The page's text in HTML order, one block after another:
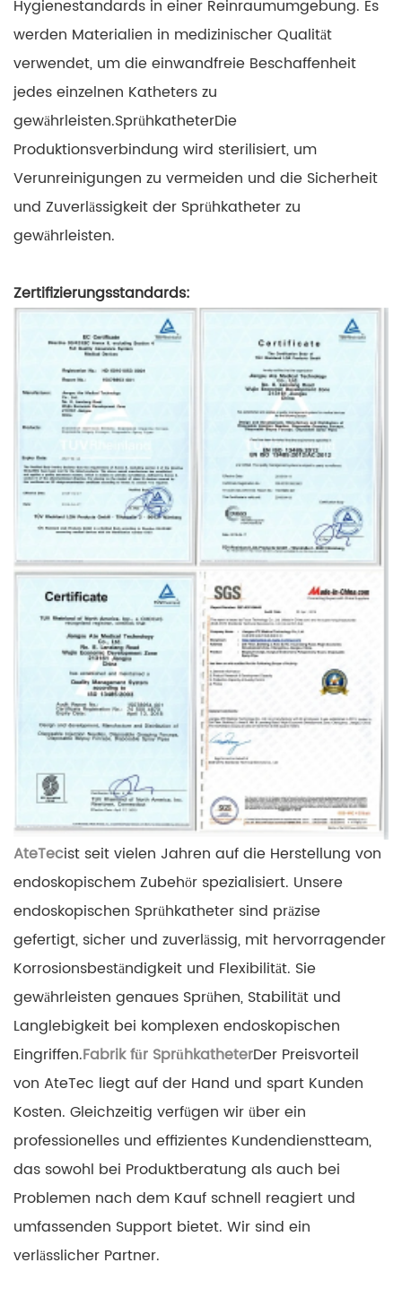
Hygienestandards in einer Reinraumumgebung. Es
werden Materialien in medizinischer Qualität
verwendet, um die einwandfreie Beschaffenheit
jedes einzelnen Katheters zu
gewährleisten.SprühkatheterDie
Produktionsverbindung wird sterilisiert, um
Verunreinigungen zu vermeiden und die Sicherheit
und Zuverlässigkeit der Sprühkatheter zu
gewährleisten.
Zertifizierungsstandards:
AteTecist seit vielen Jahren auf die Herstellung von
endoskopischem Zubehör spezialisiert. Unsere
endoskopischen Sprühkatheter sind präzise
gefertigt, sicher und zuverlässig, mit hervorragender
Korrosionsbeständigkeit und Flexibilität. Sie
gewährleisten genaues Sprühen, Stabilität und
Langlebigkeit bei komplexen endoskopischen
Eingriffen.Fabrik für SprühkatheterDer Preisvorteil
von AteTec liegt auf der Hand und spart Kunden
Kosten. Gleichzeitig verfügen wir über ein
professionelles und effizientes Kundendienstteam,
das sowohl bei Produktberatung als auch bei
Problemen nach dem Kauf schnell reagiert und
umfassenden Support bietet. Wir sind ein
verlässlicher Partner.